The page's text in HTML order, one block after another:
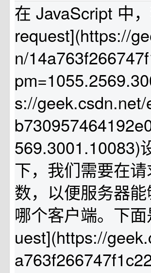
在 JavaScript 中
request](https://
n/
s://
569.3001.10083)
下，我们需要在
数，以便服务器
哪个客户端。下
uest](https://